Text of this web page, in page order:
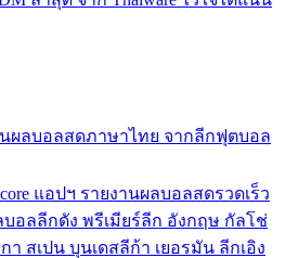
นผลบอลสดภาษาไทย จากลีกฟุตบอล
แอปฯ รายงานผลบอลสดรวดเร็ว
อลลีกดัง พรีเมียร์ลีก อังกฤษ กัลโช่
า สเปน บุนเดสลีก้า เยอรมัน ลีกเอิง